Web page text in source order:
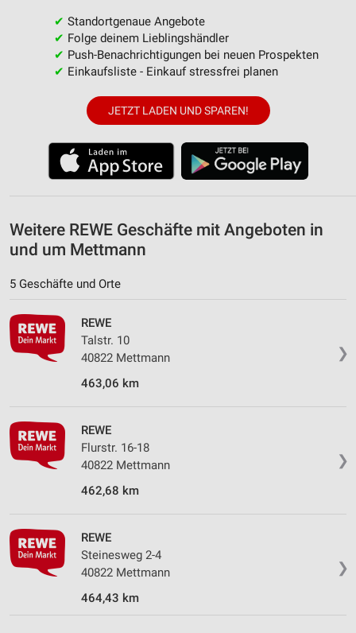
✔ Standortgenaue Angebote
✔ Folge deinem Lieblingshändler
✔ Push-Benachrichtigungen bei neuen Prospekten
✔ Einkaufsliste - Einkauf stressfrei planen
JETZT LADEN UND SPAREN!
Weitere REWE Geschäfte mit Angeboten in
und um Mettmann
5 Geschäfte und Orte
❯
REWE
Talstr. 10
40822 Mettmann
463,06 km
❯
REWE
Flurstr. 16-18
40822 Mettmann
462,68 km
❯
REWE
Steinesweg 2-4
40822 Mettmann
464,43 km
Funktional
Werbung